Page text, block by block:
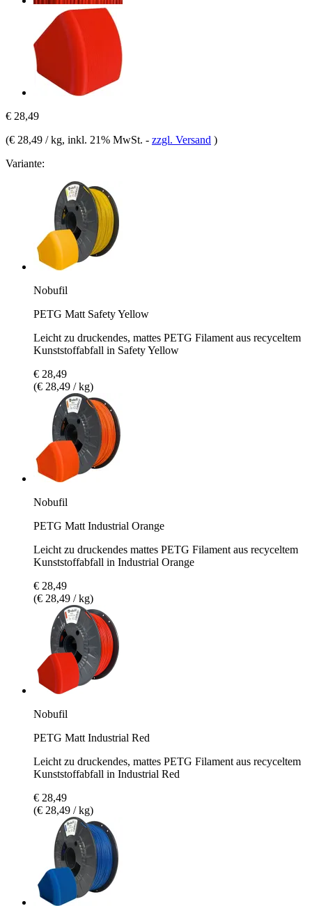
€ 28,49
(€ 28,49 / kg, inkl. 21% MwSt. - zzgl. Versand )
Variante:
Nobufil
PETG Matt Safety Yellow
Leicht zu druckendes, mattes PETG Filament aus recyceltem
Kunststoffabfall in Safety Yellow
€ 28,49
(€ 28,49 / kg)
Nobufil
PETG Matt Industrial Orange
Leicht zu druckendes mattes PETG Filament aus recyceltem
Kunststoffabfall in Industrial Orange
€ 28,49
(€ 28,49 / kg)
Nobufil
PETG Matt Industrial Red
Leicht zu druckendes, mattes PETG Filament aus recyceltem
Kunststoffabfall in Industrial Red
€ 28,49
(€ 28,49 / kg)